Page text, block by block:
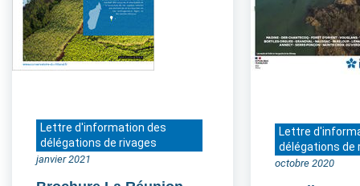
Lettre d'information des
délégations de rivages
janvier 2021
Lettre
délégations de
octobre 2020